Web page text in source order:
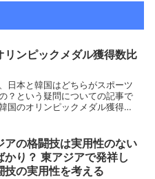
リンピックメダル獲得数比
日本と韓国はどちらがスポーツ
？という疑問についての記事で
国のオリンピックメダル獲得数
ロナオリンピックからリオオリ
までのメダル獲得...
アの格闘技は実用性のない
かり？ 東アジアで発祥し
技の実用性を考える